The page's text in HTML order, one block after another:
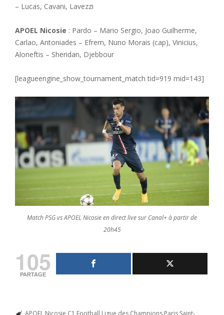
– Lucas, Cavani, Lavezzi
APOEL Nicosie : Pardo – Mario Sergio, Joao Guilherme,
Carlao, Antoniades – Efrem, Nuno Morais (cap), Vinicius,
Aloneftis – Sheridan, Djebbour
[leagueengine_show_tournament_match tid=919 mid=143]
Match PSG vs APOEL Nicosie en direct live sur Canal+ à partir de
20h45
105
PARTAGE
APOEL Nicosie C1 Football Ligue des Champions Paris Saint-